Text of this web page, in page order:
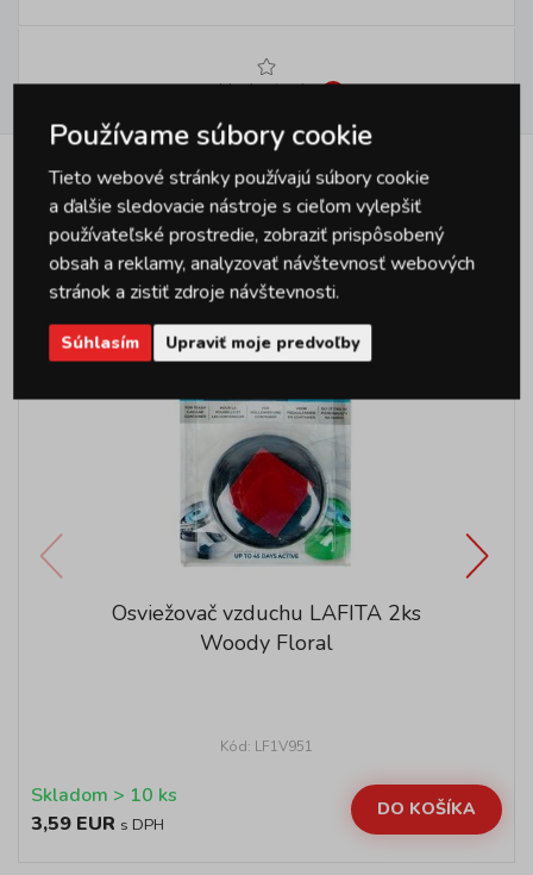
Hodnotenie
Podobné produkty
Osviežovač vzduchu LAFITA 2ks
Woody Floral
Kód: LF1V951
Skladom > 10 ks
3,59 EUR s DPH
DO KOŠÍKA
Používame súbory cookie
Tieto webové stránky používajú súbory cookie
a ďalšie sledovacie nástroje s cieľom vylepšiť
používateľské prostredie, zobraziť prispôsobený
obsah a reklamy, analyzovať návštevnosť webových
stránok a zistiť zdroje návštevnosti.
Súhlasím Upraviť moje predvoľby